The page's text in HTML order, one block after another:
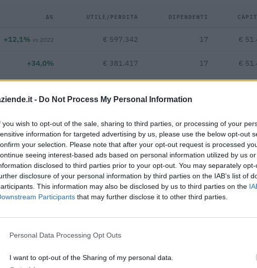
- Do Not Process My Personal Information
you wish to opt-out of the sale, sharing to third parties, or processing of your
information for targeted advertising by us, please use the below opt-out
your selection. Please note that after your opt-out request is processed
seeing interest-based ads based on personal information utilized by us
disclosed to third parties prior to your opt-out. You may separately
disclosure of your personal information by third parties on the IAB’s list of
This information may also be disclosed by us to third parties on the
Participants that may further disclose it to other third parties.
Personal Data Processing Opt Outs
I want to opt-out of the Sharing of my personal data.
Δ% UTILE/PERDITA DIPENDENTI
+12,1% vs 2022 € 597.342 17 €
+34,0% € 381.417 17 €
€ 284.524
Fatturato per dipendente
di 10 aiuti o contributi pubblici per un totale di 87.347 euro
contributi previdenziali per l'assunzione di
10-15 L. 178/
inps